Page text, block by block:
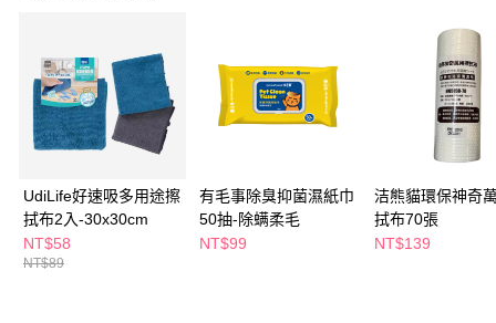
※ 請注意：結帳手續完成當下不需立刻繳費，但若您需要取消訂單，請聯絡
購買商品的店家。未經商家同意取消之訂單仍視為有效，需透過AFTEE先享
後付繳納相關費用。
※ 交易是否成功請以「AFTEE先享後付 」之結帳頁面顯示為準，若有關於
是否繳費成功／繳費後需取消欲退款等相關疑問，請聯繫「AFTEE先享後付
客戶支援中心」https://netprotections.freshdesk.com/support/home
１．透過由恩沛科技股份有限公司提供之「AFTEE先享後付」服務完成之交
易，需依本服務之必要範圍內提供個人資料，並將交易相關給付款項請求債
權轉讓予恩沛科技股份有限公司。
２．關於個人資料處理事宜，請瀏覽以下網址：
https://aftee.tw/terms/#terms3
每筆NT$65，滿NT$490(含以上)免運費
付款後萊爾富取貨
每筆NT$65，滿NT$490(含以上)免運費
每筆NT$65，滿NT$490(含以上)免運費
付款後7-11取貨
每筆NT$65，滿NT$490(含以上)免運費
UdiLife好速吸多用途擦
拭布2入-30x30cm
NT$58
NT$89
有毛事除臭抑菌濕紙巾
50抽-除螨柔毛
NT$99
洁熊貓環保神奇
拭布70張
NT$139